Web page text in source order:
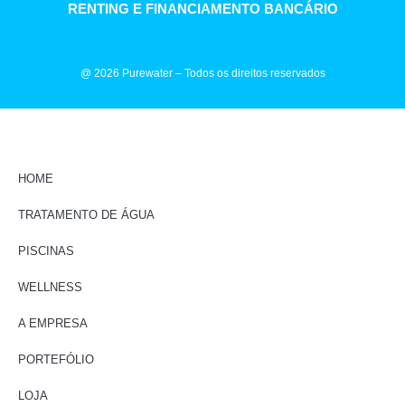
RENTING E FINANCIAMENTO BANCÁRIO
@ 2026 Purewater – Todos os direitos reservados
HOME
TRATAMENTO DE ÁGUA
PISCINAS
WELLNESS
A EMPRESA
PORTEFÓLIO
LOJA